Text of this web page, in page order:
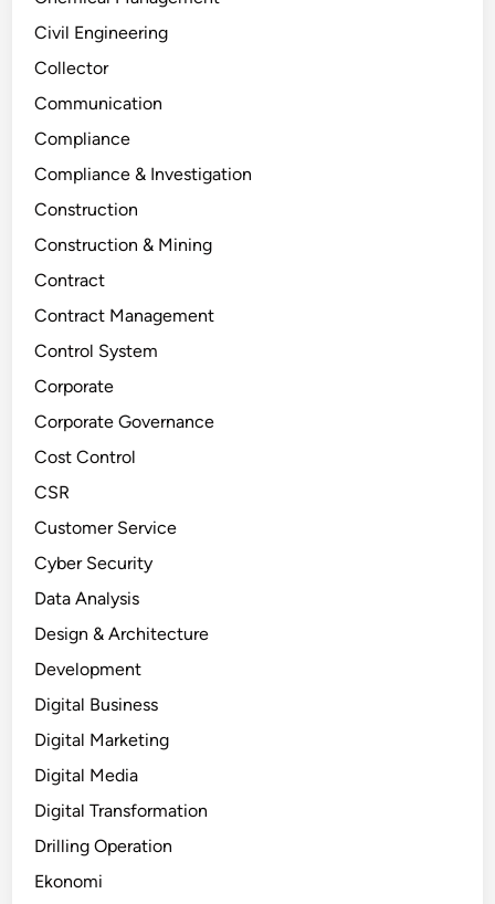
Civil Engineering
Collector
Communication
Compliance
Compliance & Investigation
Construction
Construction & Mining
Contract
Contract Management
Control System
Corporate
Corporate Governance
Cost Control
CSR
Customer Service
Cyber Security
Data Analysis
Design & Architecture
Development
Digital Business
Digital Marketing
Digital Media
Digital Transformation
Drilling Operation
Ekonomi